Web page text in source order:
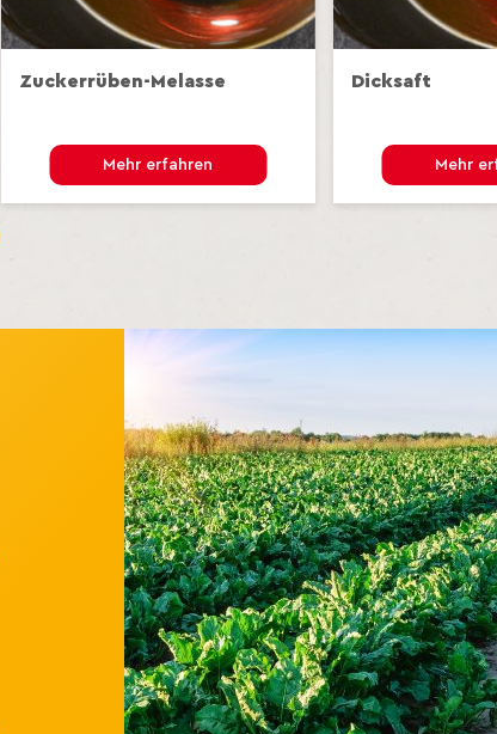
Zuckerrüben-Melasse
Mehr erfahren
Dicksaft
Mehr